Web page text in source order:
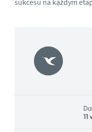
sukcesu na każdym